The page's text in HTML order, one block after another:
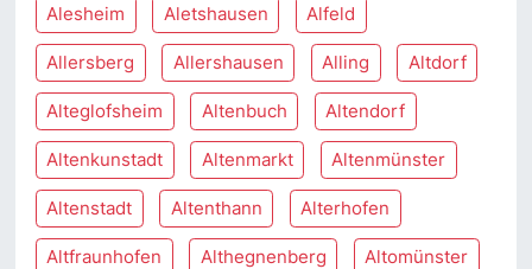
Alesheim Aletshausen Alfeld
Allersberg Allershausen Alling Altdorf
Alteglofsheim Altenbuch Altendorf
Altenkunstadt Altenmarkt Altenmünster
Altenstadt Altenthann Alterhofen
Altfraunhofen Althegnenberg Altomünster